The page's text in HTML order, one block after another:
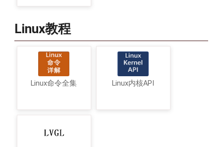
Linux教程
Linux命令全集 Linux内核API